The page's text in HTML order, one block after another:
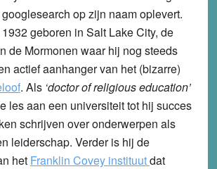
op zijn naam oplevert.
geboren in Salt Lake City, de
de Mormonen waar hij nog steeds
actief aanhanger van het (bizarre)
. Als ‘doctor of religious education’
les aan een universiteit tot hij succes
schrijven over onderwerpen als
leiderschap. Verder is hij de
het Franklin Covey instituutdat